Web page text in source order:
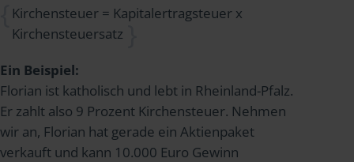
Kirchensteuer = Kapitalertragsteuer x
Kirchensteuersatz
Ein Beispiel:
Florian ist katholisch und lebt in Rheinland-Pfalz.
Er zahlt also 9 Prozent Kirchensteuer. Nehmen
wir an, Florian hat gerade ein Aktienpaket
verkauft und kann 10.000 Euro Gewinn